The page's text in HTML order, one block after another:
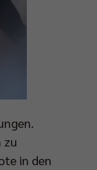
zu
in den